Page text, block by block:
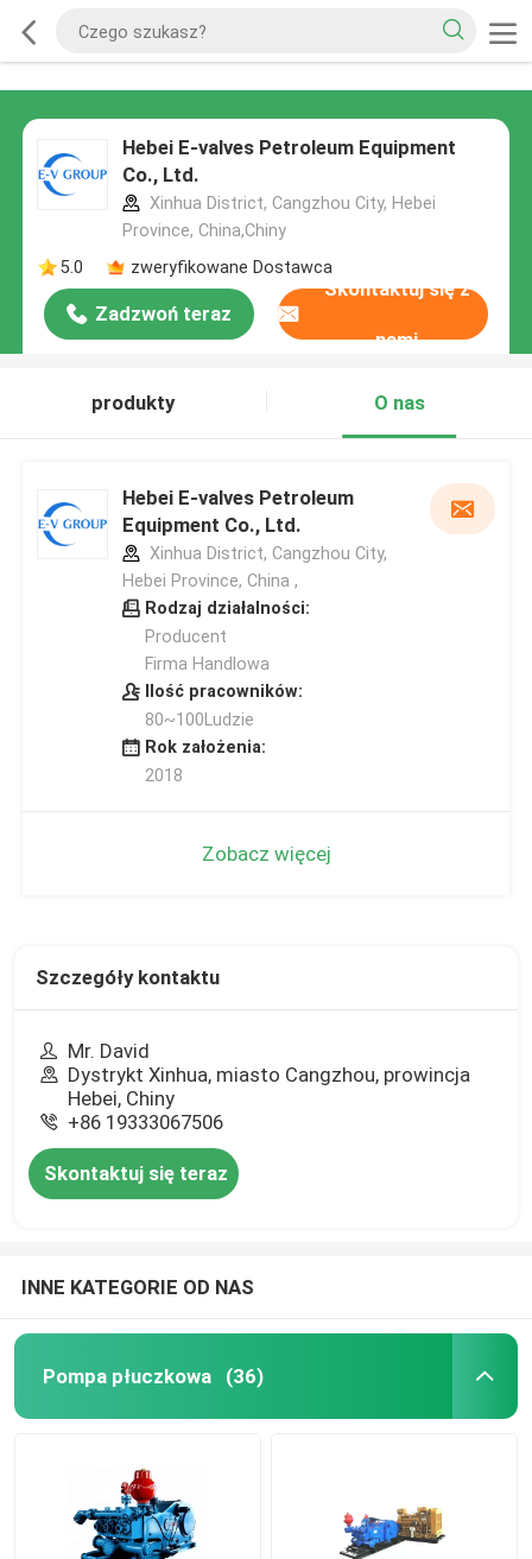
Hebei E-valves Petroleum Equipment
Co., Ltd.
Xinhua District, Cangzhou City, Hebei
Province, China,Chiny
5.0
zweryfikowane Dostawca
Zadzwoń teraz
Skontaktuj się z
nami
produkty O nas
Hebei E-valves Petroleum
Equipment Co., Ltd.
Xinhua District, Cangzhou City,
Hebei Province, China ,
Rodzaj działalności:
Producent
Firma Handlowa
Ilość pracowników:
80~100Ludzie
Rok założenia:
2018
Zobacz więcej
Szczegóły kontaktu
Mr. David
Dystrykt Xinhua, miasto Cangzhou, prowincja
Hebei, Chiny
+86 19333067506
Skontaktuj się teraz
INNE KATEGORIE OD NAS
Pompa płuczkowa (36)